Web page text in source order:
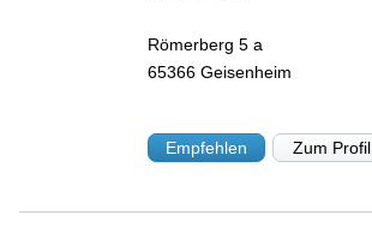
Römerberg 5 a
65366 Geisenheim
Empfehlen Zum Profil